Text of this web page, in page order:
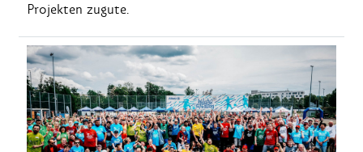
Projekten zugute.